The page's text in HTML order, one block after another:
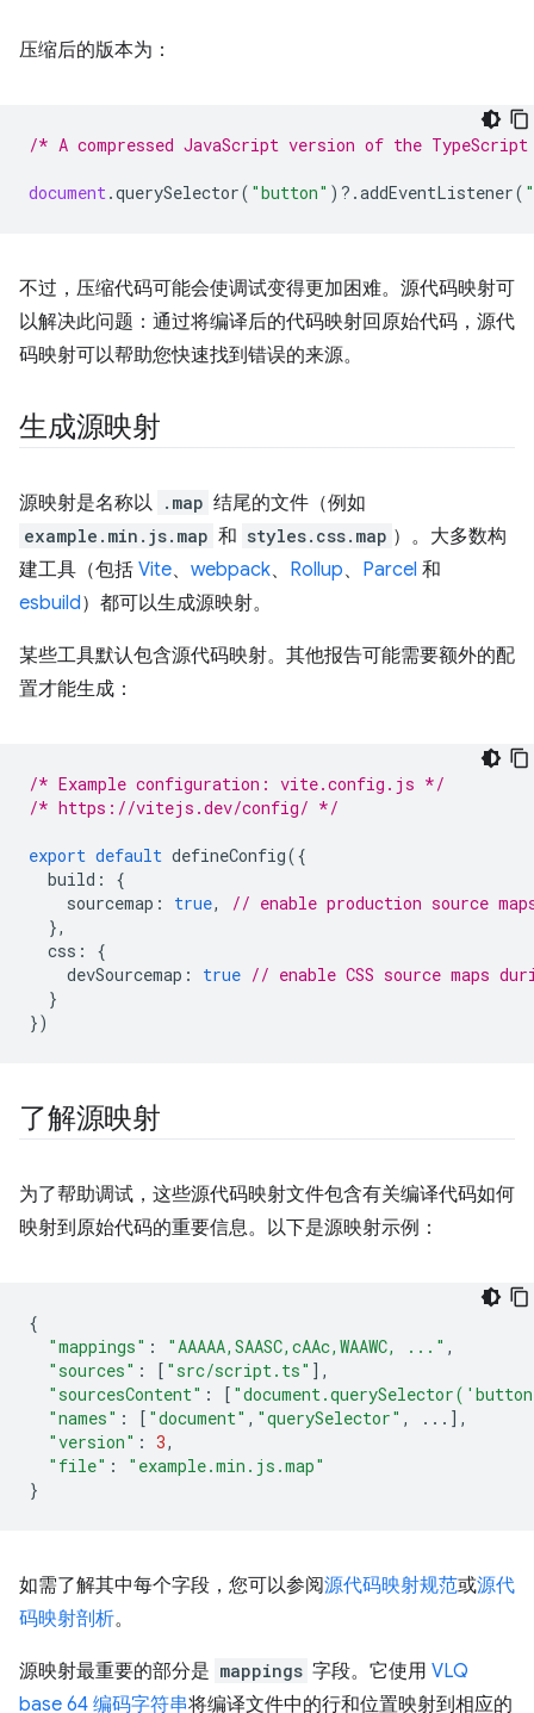
压缩后的版本为：
/* A compressed JavaScript version of the
document.querySelector( "button" ) ? .addEventListener(
不过，压缩代码可能会使调试变得更加困难。源代码映射可
以解决此问题：通过将编译后的代码映射回原始代码，源代
码映射可以帮助您快速找到错误的来源。
生成源映射
源映射是名称以 .map 结尾的文件（例如
example.min.js.map 和 styles.css.map ）。大多数构
建工具（包括 Vite、 webpack、 Rollup、 Parcel 和
esbuild）都可以生成源映射。
某些工具默认包含源代码映射。其他报告可能需要额外的配
置才能生成：
/* Example configuration: vite.config.js */
/* https://vitejs.dev/config/ */
export default defineConfig({
build :
{
sourcemap : true,
// enable production source
},
css :
{
devSourcemap : true // enable CSS source maps
}
})
了解源映射
为了帮助调试，这些源代码映射文件包含有关编译代码如何
映射到原始代码的重要信息。以下是源映射示例：
{
"mappings" : "AAAAA,SAASC,cAAc,WAAWC, ..." ,
"sources" : [ "src/script.ts" ],
"sourcesContent" : [
"names" : [ "document" , "querySelector" ,
...],
"version" : 3,
"file" :
"example.min.js.map"
}
如需了解其中每个字段，您可以参阅源代码映射规范或源代
码映射剖析。
源映射最重要的部分是 mappings 字段。它使用 VLQ
base 64 编码字符串将编译文件中的行和位置映射到相应的